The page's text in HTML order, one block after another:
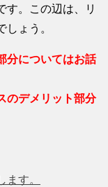
す。この辺は、リ
ょう。
分についてはお話
のデメリット部分
す。